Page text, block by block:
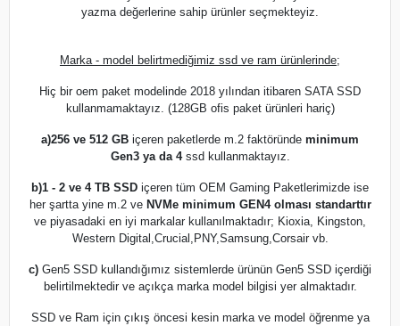
yazma değerlerine sahip ürünler seçmekteyiz.
Marka - model belirtmediğimiz ssd ve ram ürünlerinde;
Hiç bir oem paket modelinde 2018 yılından itibaren SATA SSD
kullanmamaktayız. (128GB ofis paket ürünleri hariç)
a)256 ve 512 GB içeren paketlerde m.2 faktöründe minimum
Gen3 ya da 4ssd kullanmaktayız.
b)1 - 2 ve 4 TB SSD içeren tüm OEM Gaming Paketlerimizde ise
her şartta yine m.2 ve NVMe minimum GEN4 olması standarttır
ve piyasadaki en iyi markalar kullanılmaktadır; Kioxia, Kingston,
Western Digital,Crucial,PNY,Samsung,Corsair vb.
c) Gen5 SSD kullandığımız sistemlerde ürünün Gen5 SSD içerdiği
belirtilmektedir ve açıkça marka model bilgisi yer almaktadır.
SSD ve Ram için çıkış öncesi kesin marka ve model öğrenme ya